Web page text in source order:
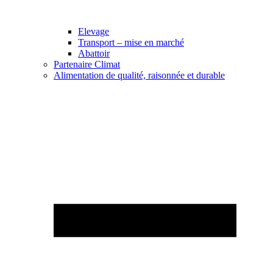
Elevage
Transport – mise en marché
Abattoir
Partenaire Climat
Alimentation de qualité, raisonnée et durable